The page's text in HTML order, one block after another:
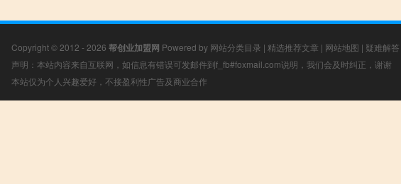
Copyright © 2012 - 2026 帮创业加盟网 Powered by 网站分类目录 | 精选推荐文章 | 网站地图 | 疑难解答
声明：本站内容来自互联网，如信息有错误可发邮件到f_fb#foxmail.com说明，我们会及时纠正，谢谢
本站仅为个人兴趣爱好，不接盈利性广告及商业合作